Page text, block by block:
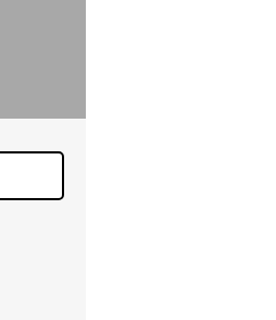
直雇用チャンスあり